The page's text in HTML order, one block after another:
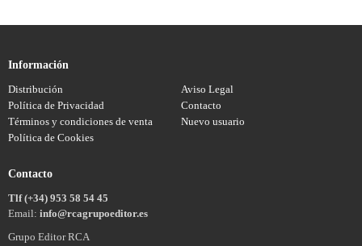
Información
Distribución
Aviso Legal
Política de Privacidad
Contacto
Términos y condiciones de venta
Nuevo usuario
Política de Cookies
Contacto
Tlf (+34) 953 58 54 45
Email: info@rcagrupoeditor.es
Grupo Editor RCA